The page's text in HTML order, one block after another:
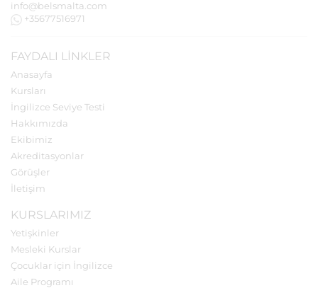
info@belsmalta.com
+35677516971
FAYDALI LINKLER
Anasayfa
Kursları
İngilizce Seviye Testi
Hakkımızda
Ekibimiz
Akreditasyonlar
Görüşler
İletişim
KURSLARIMIZ
Yetişkinler
Mesleki Kurslar
Çocuklar için İngilizce
Aile Programı